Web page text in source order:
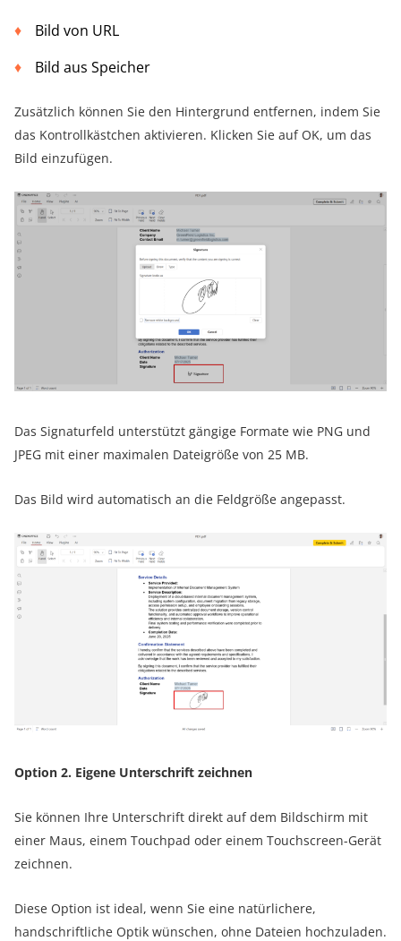
Bild von URL
Bild aus Speicher
Zusätzlich können Sie den Hintergrund entfernen, indem Sie
das Kontrollkästchen aktivieren. Klicken Sie auf OK, um das
Bild einzufügen.
Das Signaturfeld unterstützt gängige Formate wie PNG und
JPEG mit einer maximalen Dateigröße von 25 MB.
Das Bild wird automatisch an die Feldgröße angepasst.
Option 2. Eigene Unterschrift zeichnen
Sie können Ihre Unterschrift direkt auf dem Bildschirm mit
einer Maus, einem Touchpad oder einem Touchscreen-Gerät
zeichnen.
Diese Option ist ideal, wenn Sie eine natürlichere,
handschriftliche Optik wünschen, ohne Dateien hochzuladen.